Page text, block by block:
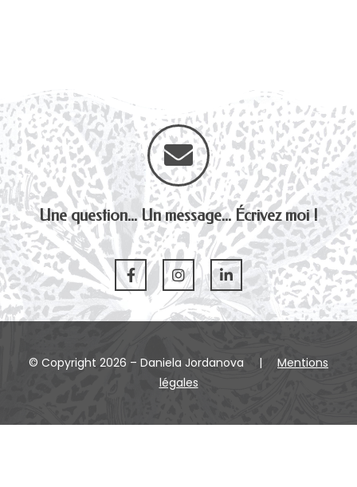
Une question... Un message... Écrivez moi !
© Copyright 2026 – Daniela Jordanova |
Mentions
légales